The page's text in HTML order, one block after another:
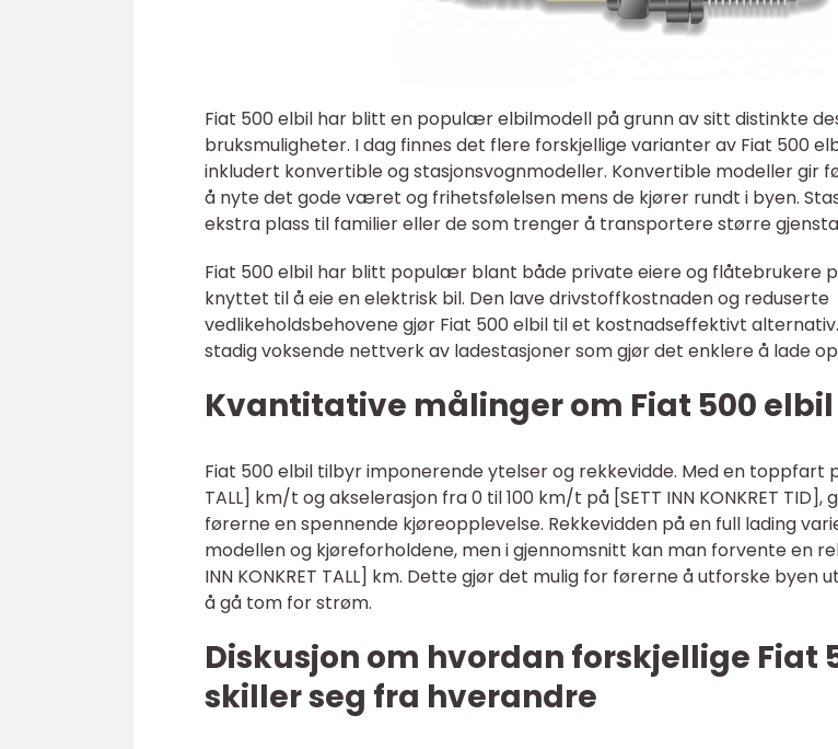
Fiat 500 elbil har blitt en populær elbilmodell på grunn av sitt distinkte
bruksmuligheter. I dag finnes det flere forskjellige varianter av Fiat 500
inkludert konvertible og stasjonsvognmodeller. Konvertible modeller gir
å nyte det gode været og frihetsfølelsen mens de kjører rundt i byen.
ekstra plass til familier eller de som trenger å transportere større
Fiat 500 elbil har blitt populær blant både private eiere og flåtebrukere
knyttet til å eie en elektrisk bil. Den lave drivstoffkostnaden og reduserte
vedlikeholdsbehovene gjør Fiat 500 elbil til et kostnadseffektivt
stadig voksende nettverk av ladestasjoner som gjør det enklere å lade
Kvantitative målinger om Fiat 500 elbil
Fiat 500 elbil tilbyr imponerende ytelser og rekkevidde. Med en toppfart på
TALL] km/t og akselerasjon fra 0 til 100 km/t på [SETT INN KONKRET TID],
førerne en spennende kjøreopplevelse. Rekkevidden på en full lading
modellen og kjøreforholdene, men i gjennomsnitt kan man forvente en
INN KONKRET TALL] km. Dette gjør det mulig for førerne å utforske byen
å gå tom for strøm.
Diskusjon om hvordan forskjellige Fiat
skiller seg fra hverandre